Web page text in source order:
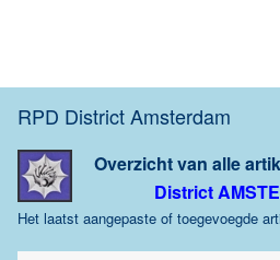
RPD District Amsterdam
Overzicht van alle
District
Het laatst aangepaste of toegevoegde